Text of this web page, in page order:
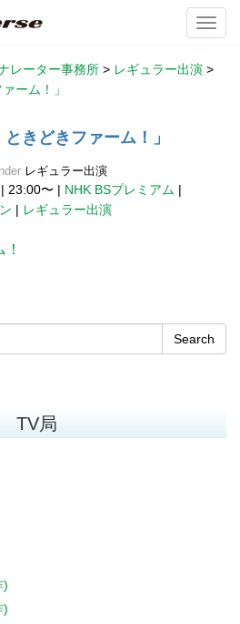
レーター事務所 > レギュラー出演 >
ーム！」
きどきファーム！」
レギュラー出演
| 23:00〜 | NHK BSプレミアム |
| レギュラー出演
Search
TV局
)
)